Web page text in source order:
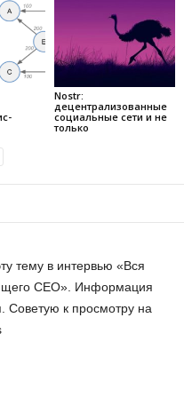
Nostr:
децентрализованные
социальные сети и не
только
тему в интервью «Вся
CEO». Информация
Советую к просмотру на